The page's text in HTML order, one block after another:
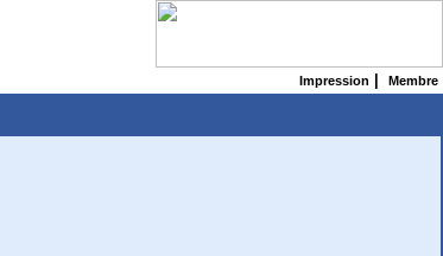
Impression Membre